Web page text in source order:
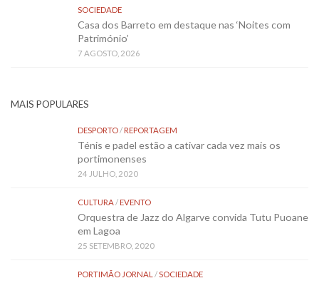
SOCIEDADE
Casa dos Barreto em destaque nas ‘Noites com
Património’
7 AGOSTO, 2026
MAIS POPULARES
DESPORTO/REPORTAGEM
Ténis e padel estão a cativar cada vez mais os
portimonenses
24 JULHO, 2020
CULTURA/EVENTO
Orquestra de Jazz do Algarve convida Tutu Puoane
em Lagoa
25 SETEMBRO, 2020
PORTIMÃO JORNAL /SOCIEDADE